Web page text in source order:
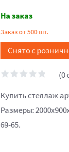
На заказ
Заказ от 500 шт.
Снято с
(0
Купить стеллаж
Размеры:
69-65.